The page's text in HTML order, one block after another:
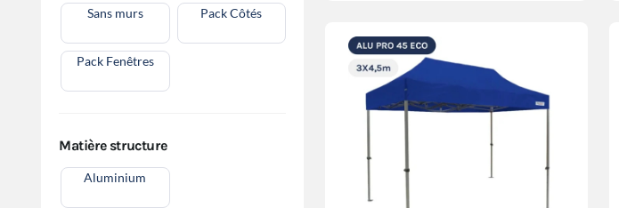
Sans murs Pack Côtés
Pack Fenêtres
Matière structure
Aluminium